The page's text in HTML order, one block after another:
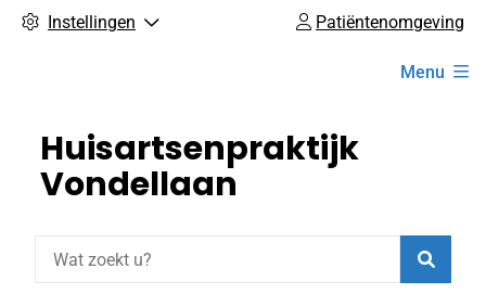
Instellingen Patiëntenomgeving
Menu
Huisartsenpraktijk
Vondellaan